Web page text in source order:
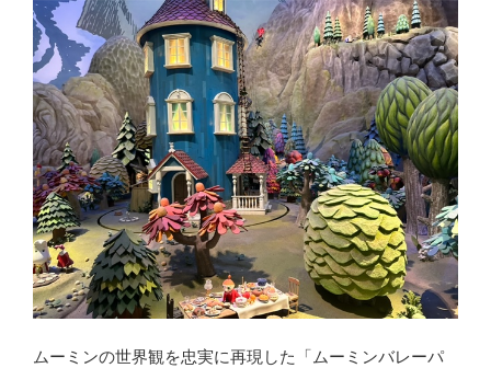
ムーミンの世界観を忠実に再現した「ムーミンバレーパ